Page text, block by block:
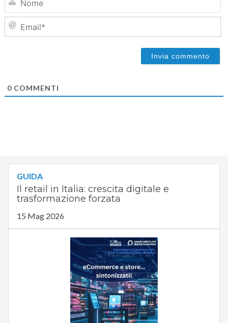
0COMMENTI
GUIDA
Il retail in Italia: crescita digitale e
trasformazione forzata
15 Mag 2026